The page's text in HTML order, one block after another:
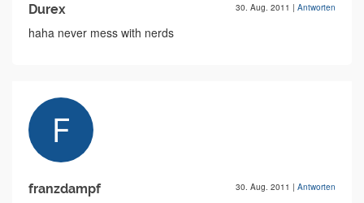
Durex 30. Aug. 2011 | Antworten
haha never mess with nerds
franzdampf 30. Aug. 2011 | Antworten